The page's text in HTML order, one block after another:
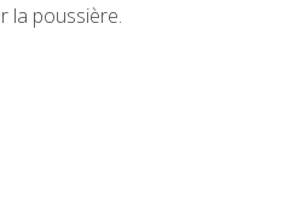
la poussière.